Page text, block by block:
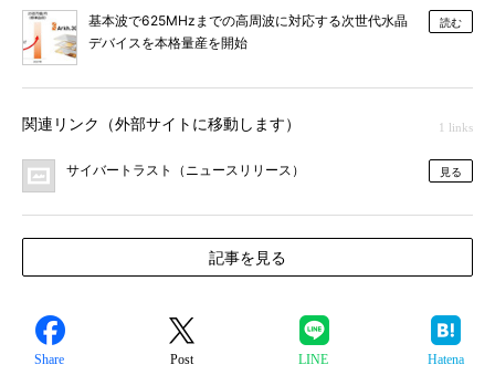
基本波で625MHzまでの高周波に対応する次世代水晶
デバイスを本格量産を開始
読む
関連リンク（外部サイトに移動します） 1 links
サイバートラスト（ニュースリリース） 見る
記事を見る
Share Post LINE Hatena